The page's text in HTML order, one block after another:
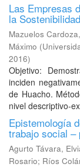
Las Empresas
la
Mazuelos
Máximo (
2016)
Objetivo:
inciden
de Huacho.
nivel descriptivo-
Epistemología
trabajo social –
Agurto Távara,
Rosario; Ríos